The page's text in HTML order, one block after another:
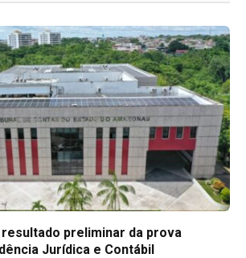
preliminar da prova
Jurídica e Contábil